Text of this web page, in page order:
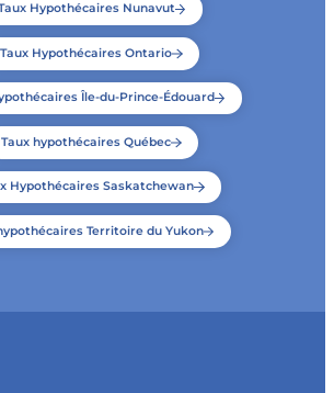
Hypothécaires Nunavut
Taux Hypothécaires Ontario
Île-du-Prince-Édouard
Taux hypothécaires Québec
Hypothécaires Saskatchewan
Territoire du Yukon